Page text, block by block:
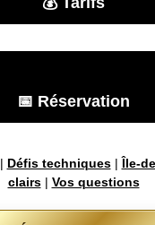
📅 Réservation
| Défis techniques| Île-
clairs| Vos questions